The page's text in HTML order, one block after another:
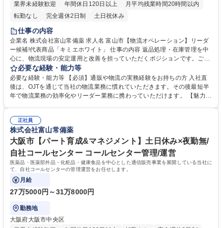
業界未経験歓迎
年間休日120日以上
月平均残業時間20時間以内
転勤なし
完全週休2日制 土日祝休み
仕事の内容
企業名 株式会社富山常備薬 求人名 富山市【物流オペレーション】リーダ
ー候補!代表商品「キミエホワイト」 仕事の内容 返品処理・在庫管理を中
心に、物流現場の安定運用と改善を担っていただくポジションです。ご入
社後、簡単な業務からお任せし、リーダーとしてチーム運営や現場改善に
も携われる環境です。 【具体的には】■返品商品の受入・検品・仕分け対
応 ■在庫データの管理および棚卸対応 ■業務フローの改善（効率化・ミス
削減） ■現場スタッフ（パート含む）への指示出し補助 ■他部署との簡単
ョン】リーダー候補!代表商品「キミエホワイト」
必要な経験・能力等
必要な経験・能力等 【必須】通販や物流の実務経験をお持ちの方 入社直
後は、OJTを通じて当社の物流業務に慣れていただきます。その後最短半
年で物流業務の効率化やリーダー業務に携わっていただけます。 【魅力】
蔵庫、電子レンジなどを設置しております。 ■有給については、全休/半
休/時間単位の3つの取得方法があります。 ■当日中に完了すべき仕事は基
本的に15時には完了しているため、残業時間はほとんどなく、基本的に定
時で帰宅します。 学歴・資格 学歴：大学院 大学 高専 短大 専修学校 高校
語学力： 資格：
正社員
株式会社富山常備薬
大阪市【パート育成&マネジメント】土日休み×夜勤無/
自社コールセンター コールセンター管理/運営
医薬品・医薬部外品・化粧品・健康食品を中心とした通信販売事業を展開している当社に
て、自社コールセンターの管理運営をお任せします。
月給
27万5000円～31万8000円
勤務地
大阪府大阪市中央区